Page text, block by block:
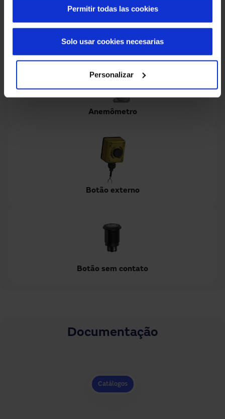
Permitir todas las cookies
Personalizar
Solo usar cookies necesarias
Anemômetro
Botão externo
Botão sem contato
Documentação
Catálogos